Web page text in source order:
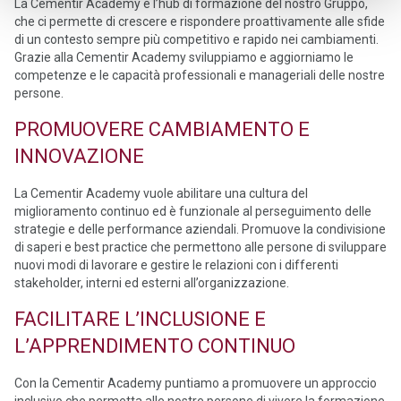
La Cementir Academy è l’hub di formazione del nostro Gruppo,
che ci permette di crescere e rispondere proattivamente alle sfide
di un contesto sempre più competitivo e rapido nei cambiamenti.
Grazie alla Cementir Academy sviluppiamo e aggiorniamo le
competenze e le capacità professionali e manageriali delle nostre
persone.
PROMUOVERE CAMBIAMENTO E
INNOVAZIONE
La Cementir Academy vuole abilitare una cultura del
miglioramento continuo ed è funzionale al perseguimento delle
strategie e delle performance aziendali. Promuove la condivisione
di saperi e best practice che permettono alle persone di sviluppare
nuovi modi di lavorare e gestire le relazioni con i differenti
stakeholder, interni ed esterni all’organizzazione.
FACILITARE L’INCLUSIONE E
L’APPRENDIMENTO CONTINUO
Con la Cementir Academy puntiamo a promuovere un approccio